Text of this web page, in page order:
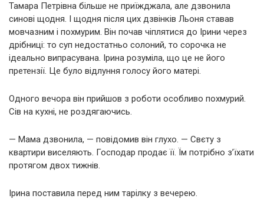
Тамара Петрівна більше не приїжджала, але дзвонила
синові щодня. І щодня після цих дзвінків Льоня ставав
мовчазним і похмурим. Він почав чіплятися до Ірини через
дрібниці: то суп недостатньо солоний, то сорочка не
ідеально випрасувана. Ірина розуміла, що це не його
претензії. Це було відлуння голосу його матері.
Одного вечора він прийшов з роботи особливо похмурий.
Сів на кухні, не роздягаючись.
— Мама дзвонила, — повідомив він глухо. — Свєту з
квартири виселяють. Господар продає її. Їм потрібно з’їхати
протягом двох тижнів.
Ірина поставила перед ним тарілку з вечерею.